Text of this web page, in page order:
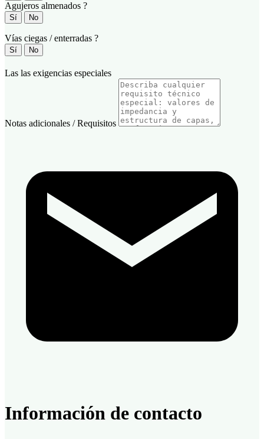
Agujeros almenados ?
Sí No
Vías ciegas / enterradas ?
Sí No
Las las exigencias especiales
Notas adicionales / Requisitos
Información de contacto